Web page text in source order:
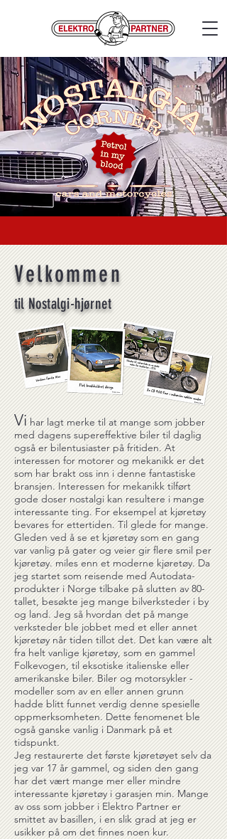
Velkommen
til Nostalgi-hjørnet
Vi har lagt merke til at mange som jobber
med dagens supereffektive biler til daglig
også er bilentusiaster på fritiden. At
interessen for motorer og mekanikk er det
som har brakt oss inn i denne fantastiske
bransjen. Interessen for mekanikk tilført
gode doser nostalgi kan resultere i mange
interessante ting. For eksempel at kjøretøy
bevares for ettertiden. Til glede for mange.
Gleden ved å se et kjøretøy som en gang
var vanlig på gater og veier gir flere smil per
kjøretøy. miles enn et moderne kjøretøy. Da
jeg startet som reisende med Autodata-
produkter i Norge tilbake på slutten av 80-
tallet, besøkte jeg mange bilverksteder i by
og land. Jeg så hvordan det på mange
verksteder ble jobbet med et eller annet
kjøretøy når tiden tillot det. Det kan være alt
fra helt vanlige kjøretøy, som en gammel
Folkevogen, til eksotiske italienske eller
amerikanske biler. Biler og motorsykler -
modeller som av en eller annen grunn
hadde blitt funnet verdig denne spesielle
oppmerksomheten. Dette fenomenet ble
også ganske vanlig i Danmark på et
tidspunkt.
Jeg restaurerte det første kjøretøyet selv da
jeg var 17 år gammel, og siden den gang
har det vært mange mer eller mindre
interessante kjøretøy i garasjen min. Mange
av oss som jobber i Elektro Partner er
smittet av basillen, i en slik grad at jeg er
usikker på om det finnes noen kur.